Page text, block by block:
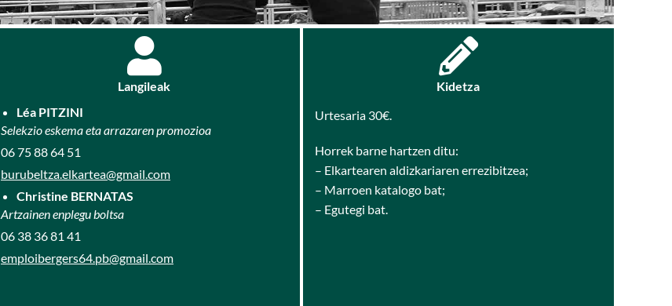
Langileak
Léa PITZINI
Selekzio eskema eta arrazaren promozioa
06 75 88 64 51
burubeltza.elkartea@gmail.com
Christine BERNATAS
Artzainen enplegu boltsa
06 38 36 81 41
emploibergers64.pb@gmail.com
Kidetza
Urtesaria 30€.
Horrek barne hartzen ditu:
– Elkartearen aldizkariaren errezibitzea;
– Marroen katalogo bat;
– Egutegi bat.